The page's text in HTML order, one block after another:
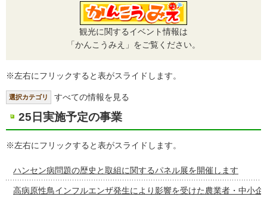
観光に関するイベント情報は
「かんこうみえ」をご覧ください。
※左右にフリックすると表がスライドします。
選択カテゴリ すべての情報を見る
25日実施予定の事業
※左右にフリックすると表がスライドします。
ハンセン病問題の歴史と取組に関するパネル展を開催します
高病原性鳥インフルエンザ発生により影響を受けた農業者・中小企